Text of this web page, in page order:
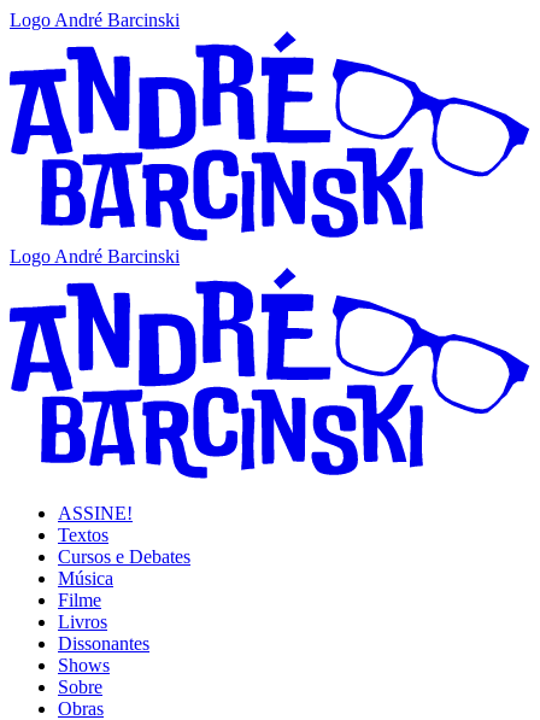
Logo André Barcinski
Logo André Barcinski
ASSINE!
Textos
Cursos e Debates
Música
Filme
Livros
Dissonantes
Shows
Sobre
Obras